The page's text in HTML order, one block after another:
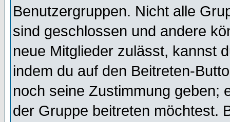
Benutzergruppen. Nicht alle
sind geschlossen und andere
neue Mitglieder zulässt, kannst
indem du auf den Beitreten-
noch seine Zustimmung geben;
der Gruppe beitreten möchtest.